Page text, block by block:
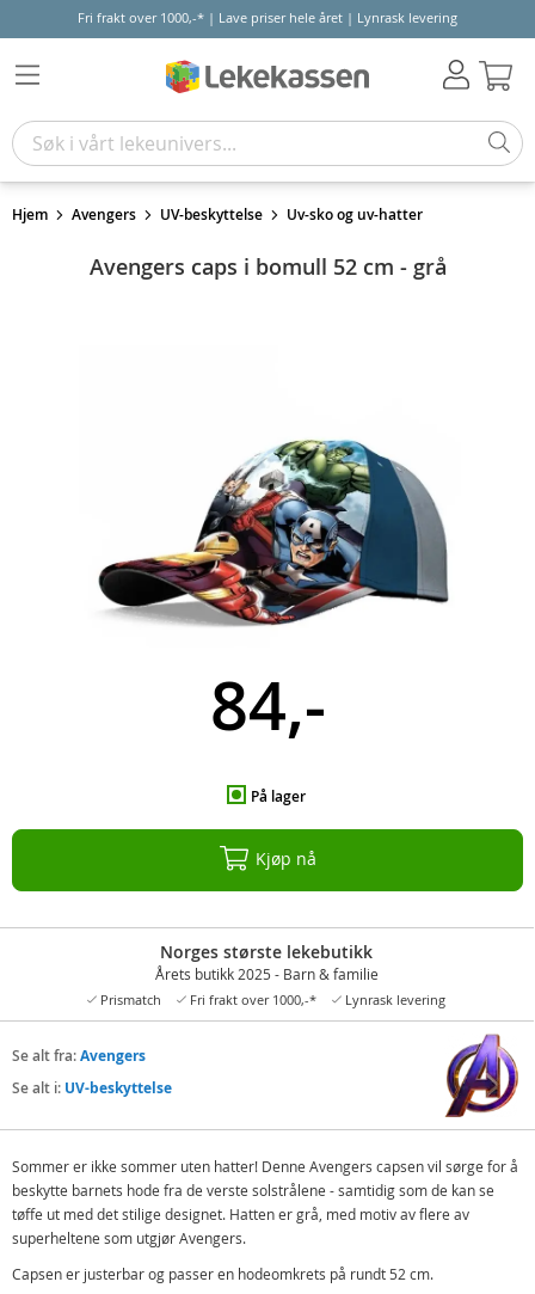
Fri frakt over 1000,-* | Lave priser hele året | Lynrask levering
Hjem Avengers UV-beskyttelse Uv-sko og uv-hatter
Avengers caps i bomull 52 cm - grå
84,-
På lager
Kjøp nå
Norges største lekebutikk
Årets butikk 2025 - Barn & familie
Prismatch Fri frakt over 1000,-* Lynrask levering
Se alt fra:Avengers
Se alt i: UV-beskyttelse
Sommer er ikke sommer uten hatter! Denne Avengers capsen vil sørge for å
beskytte barnets hode fra de verste solstrålene - samtidig som de kan se
tøffe ut med det stilige designet. Hatten er grå, med motiv av flere av
superheltene som utgjør Avengers.
Capsen er justerbar og passer en hodeomkrets på rundt 52 cm.